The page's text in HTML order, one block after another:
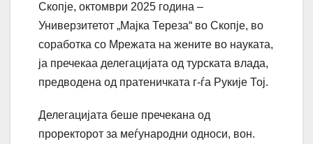
Скопје, октомври 2025 година –
Универзитетот „Мајка Тереза“ во Скопје, во
соработка со Мрежата на жените во науката,
ја пречекаа делегацијата од турската влада,
предводена од пратеничката г-ѓа Рукије Тој.
Делегацијата беше пречекана од
проректорот за меѓународни односи, вон.